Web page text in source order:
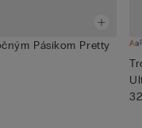
Pásikom Pretty